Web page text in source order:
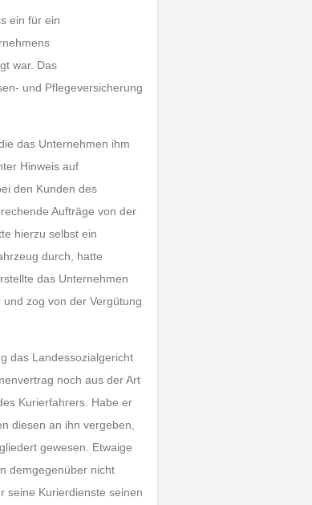
ein für ein
war. Das
und Pflegeversicherung
das Unternehmen ihm
Hinweis auf
den Kunden des
Aufträge von der
hierzu selbst ein
durch, hatte
das Unternehmen
zog von der Vergütung
das Landessozialgericht
noch aus der Art
Kurierfahrers. Habe er
diesen an ihn vergeben,
gewesen. Etwaige
demgegenüber nicht
seine Kurierdienste seinen